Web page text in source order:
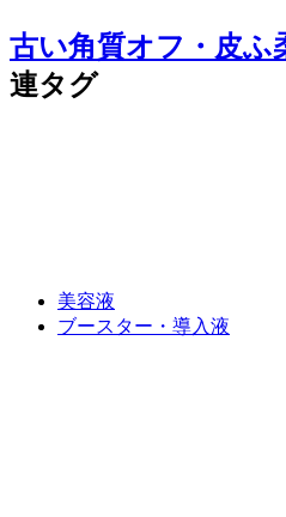
古い角質オフ・皮ふ
連タグ
美容液
ブースター・導入液